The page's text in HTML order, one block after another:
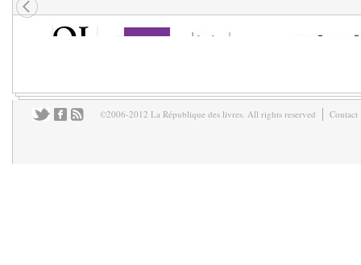
©2006-2012 La République des livres. All rights reserved Contact